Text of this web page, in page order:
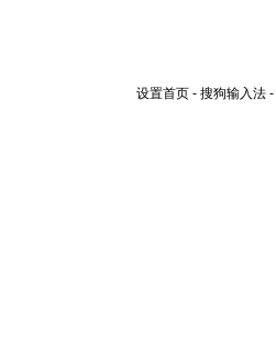
设置首页 - 搜狗输入法 -